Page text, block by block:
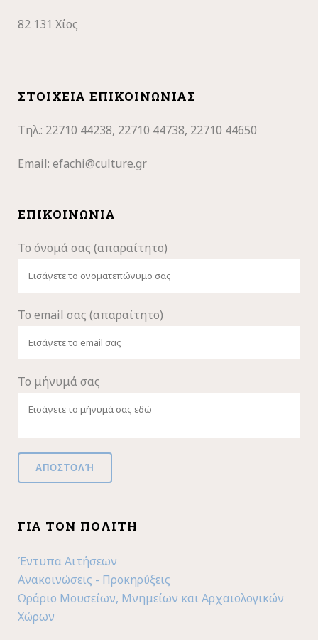
82 131 Χίος
ΣΤΟΙΧΕΊΑ ΕΠΙΚΟΙΝΩΝΊΑΣ
Τηλ.: 22710 44238, 22710 44738, 22710 44650
Email: efachi@culture.gr
ΕΠΙΚΟΙΝΩΝΊΑ
Το όνομά σας (απαραίτητο)
Το email σας (απαραίτητο)
Το μήνυμά σας
ΓΙΑ ΤΟΝ ΠΟΛΊΤΗ
Έντυπα Αιτήσεων
Ανακοινώσεις - Προκηρύξεις
Ωράριο Μουσείων, Μνημείων και Αρχαιολογικών
Χώρων